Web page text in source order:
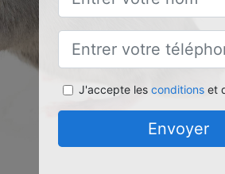
J'accepte les conditionset
Envoyer